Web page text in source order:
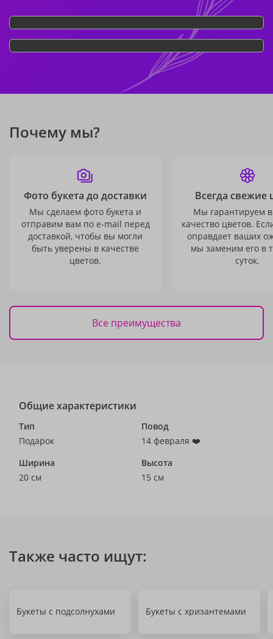
Почему мы?
Фото букета до доставки
Мы сделаем фото букета и
отправим вам по e-mail перед
доставкой, чтобы вы могли
быть уверены в качестве
цветов.
Всегда свежие
Мы гарантируем
качество цветов.
оправдает ваших
мы заменим его в
суток.
Все преимущества
Общие характеристики
Тип
Подарок
Повод
14 февраля ❤️
Ширина
20 см
Высота
15 см
Также часто ищут:
Букеты с подсолнухами Букеты с хризантемами